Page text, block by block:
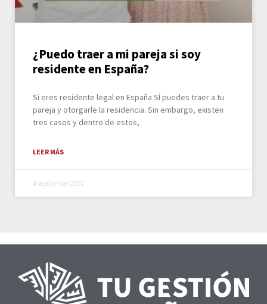
¿Puedo traer a mi pareja si soy
residente en España?
Si eres residente legal en España SÍ puedes traer a tu
pareja y otorgarle la residencia. Sin embargo, existen
tres casos y dentro de estos,
LEER MÁS
4 septiembre 2022